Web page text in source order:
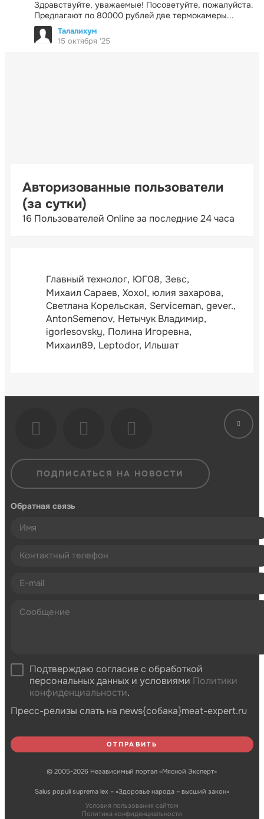
Здравствуйте, уважаемые! Посоветуйте, пожалуйста.
Предлагают по 80000 рублей две термокамеры...
Талалихум
15 октября '25
Авторизованные пользователи
(за сутки)
16 Пользователей Online за последние 24 часа
Главный технолог ЮГ08 Зевс
Михаил Сараев Xoxol юлия захарова
Светлана Корельская Serviceman gever.
AntonSemenov Нетычук Владимир
igorlesovsky Полина Игоревна
Михаил89 Leptodor Ильшат
ПОДПИСАТЬСЯ НА НОВОСТИ
Обратная связь
Подтверждаю согласие с обработкой
персональных данных и условиями Политики
конфиденциальности.
Пресс-релизы слать на news{собака}meat-expert.ru
© 2005-2026 Независимый портал «Мясной Эксперт»
Salus populi suprema lex – «Здоровье народа – высший закон»
Условия пользования сайтом
Политика конфиденциальности